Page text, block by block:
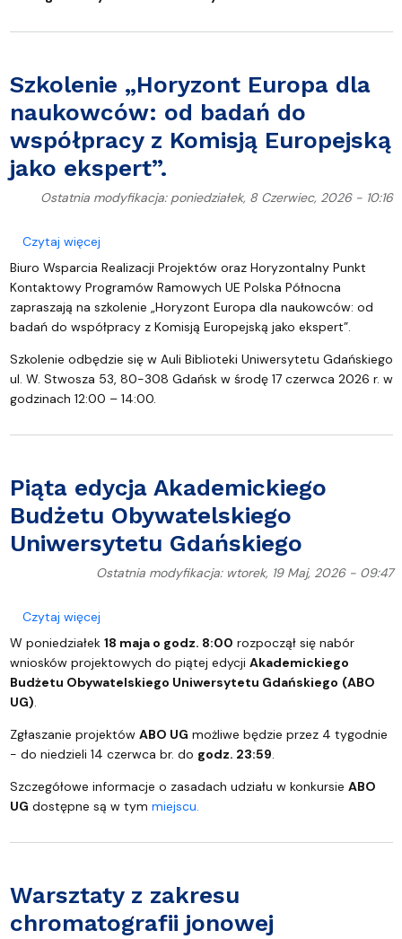
Szkolenie „Horyzont Europa dla
naukowców: od badań do
współpracy z Komisją Europejską
jako ekspert”.
Ostatnia modyfikacja: poniedziałek, 8 Czerwiec, 2026 - 10:16
Czytaj więcejo Szkolenie „Horyzont Europa dla naukowców: od
Biuro Wsparcia Realizacji Projektów oraz Horyzontalny Punkt
Kontaktowy Programów Ramowych UE Polska Północna
zapraszają na szkolenie „Horyzont Europa dla naukowców: od
badań do współpracy z Komisją Europejską jako ekspert”.
Szkolenie odbędzie się w Auli Biblioteki Uniwersytetu Gdańskiego
ul. W. Stwosza 53, 80-308 Gdańsk w środę 17 czerwca 2026 r. w
godzinach 12:00 – 14:00.
Piąta edycja Akademickiego
Budżetu Obywatelskiego
Uniwersytetu Gdańskiego
Ostatnia modyfikacja: wtorek, 19 Maj, 2026 - 09:47
Czytaj więcejo Piąta edycja Akademickiego Budżetu
W poniedziałek 18 maja o godz. 8:00 rozpoczął się nabór
wniosków projektowych do piątej edycji Akademickiego
Budżetu Obywatelskiego Uniwersytetu Gdańskiego (ABO
UG).
Zgłaszanie projektów ABO UG możliwe będzie przez 4 tygodnie
- do niedzieli 14 czerwca br. do godz. 23:59.
Szczegółowe informacje o zasadach udziału w konkursie ABO
UG dostępne są w tym miejscu.
Warsztaty z zakresu
chromatografii jonowej